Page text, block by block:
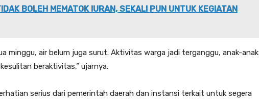
BOLEH MEMATOK IURAN, SEKALI PUN UNTUK KEGIATAN
minggu, air belum juga surut. Aktivitas warga jadi terganggu, anak-anak
beraktivitas,” ujarnya.
serius dari pemerintah daerah dan instansi terkait untuk segera